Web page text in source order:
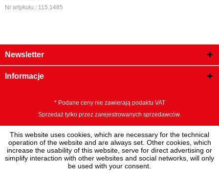
Nr artykułu.: 115.1485
Newsletter
Informacje
* Podane ceny nie zawierają podaktu VAT
Sprzedaż tylko przez zarejestrowanych sprzedawców.
This website uses cookies, which are necessary for the technical
operation of the website and are always set. Other cookies, which
increase the usability of this website, serve for direct advertising or
simplify interaction with other websites and social networks, will only
be used with your consent.